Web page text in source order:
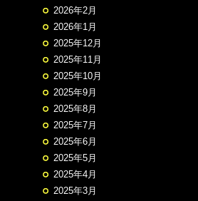
2026年2月
2026年1月
2025年12月
2025年11月
2025年10月
2025年9月
2025年8月
2025年7月
2025年6月
2025年5月
2025年4月
2025年3月